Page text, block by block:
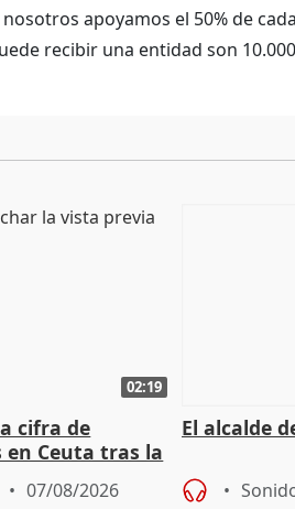
apoyamos el 50% de
recibir una entidad son
02:19
cifra de
Ceuta tras la
07/08/2026
El alcalde